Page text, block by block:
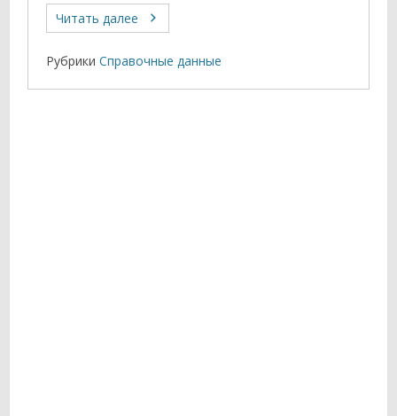
Читать далее
Рубрики Справочные данные